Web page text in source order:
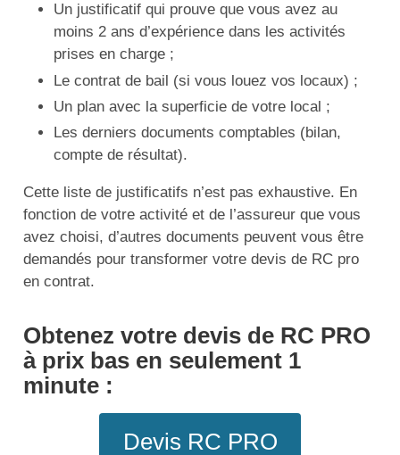
Un justificatif qui prouve que vous avez au
moins 2 ans d’expérience dans les activités
prises en charge ;
Le contrat de bail (si vous louez vos locaux) ;
Un plan avec la superficie de votre local ;
Les derniers documents comptables (bilan,
compte de résultat).
Cette liste de justificatifs n’est pas exhaustive. En
fonction de votre activité et de l’assureur que vous
avez choisi, d’autres documents peuvent vous être
demandés pour transformer votre devis de RC pro
en contrat.
Obtenez votre devis de RC PRO
à prix bas en seulement 1
minute :
Devis RC PRO